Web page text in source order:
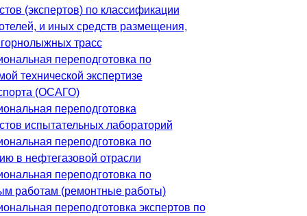
(экспертов) по классификации
и иных средств размещения,
трасс
переподготовка по
технической экспертизе
(ОСАГО)
переподготовка
испытательных лабораторий
переподготовка по
в нефтегазовой отрасли
переподготовка по
работам (ремонтные работы)
переподготовка экспертов по